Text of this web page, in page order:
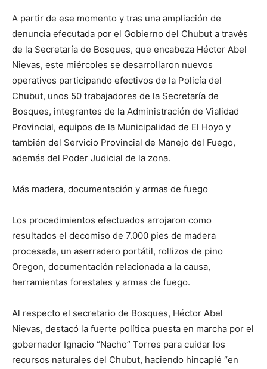
A partir de ese momento y tras una ampliación de
denuncia efecutada por el Gobierno del Chubut a través
de la Secretaría de Bosques, que encabeza Héctor Abel
Nievas, este miércoles se desarrollaron nuevos
operativos participando efectivos de la Policía del
Chubut, unos 50 trabajadores de la Secretaría de
Bosques, integrantes de la Administración de Vialidad
Provincial, equipos de la Municipalidad de El Hoyo y
también del Servicio Provincial de Manejo del Fuego,
además del Poder Judicial de la zona.
Más madera, documentación y armas de fuego
Los procedimientos efectuados arrojaron como
resultados el decomiso de 7.000 pies de madera
procesada, un aserradero portátil, rollizos de pino
Oregon, documentación relacionada a la causa,
herramientas forestales y armas de fuego.
Al respecto el secretario de Bosques, Héctor Abel
Nievas, destacó la fuerte política puesta en marcha por el
gobernador Ignacio “Nacho” Torres para cuidar los
recursos naturales del Chubut, haciendo hincapié “en